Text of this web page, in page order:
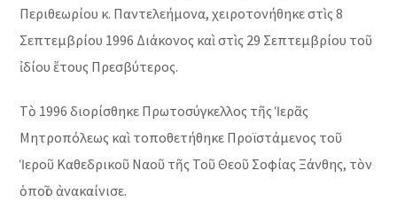
Περιθεωρίου κ. Παντελεήμονα, χειροτονήθηκε στὶς 8
Σεπτεμβρίου 1996 Διάκονος καὶ στὶς 29 Σεπτεμβρίου τοῦ
ἰδίου ἔτους Πρεσβύτερος.
Τὸ 1996 διορίσθηκε Πρωτοσύγκελλος τῆς Ἱερᾶς
Μητροπόλεως καὶ τοποθετήθηκε Προϊστάμενος τοῦ
Ἱεροῦ Καθεδρικοῦ Ναοῦ τῆς Τοῦ Θεοῦ Σοφίας Ξάνθης, τὸν
ὁποῖο ἀνακαίνισε.